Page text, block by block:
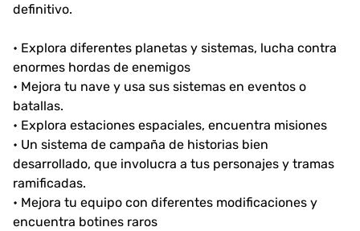
definitivo.
• Explora diferentes planetas y sistemas, lucha contra
enormes hordas de enemigos
• Mejora tu nave y usa sus sistemas en eventos o
batallas.
• Explora estaciones espaciales, encuentra misiones
• Un sistema de campaña de historias bien
desarrollado, que involucra a tus personajes y tramas
ramificadas.
• Mejora tu equipo con diferentes modificaciones y
encuentra botines raros